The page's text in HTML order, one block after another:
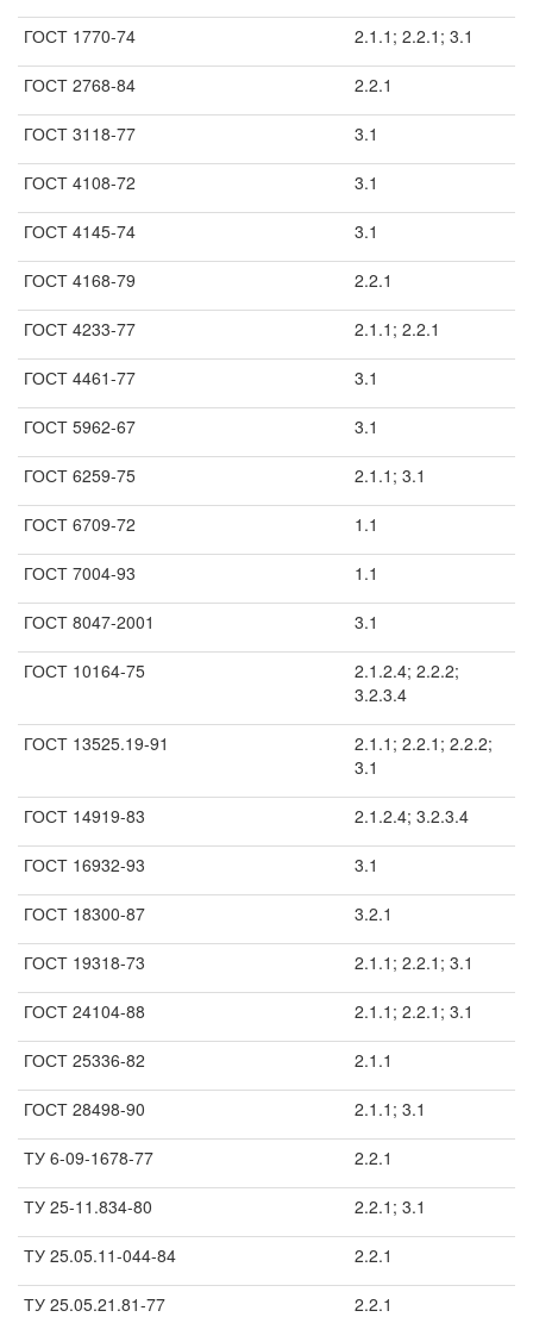
ГОСТ 1770-74 2.1.1; 2.2.1; 3.1
ГОСТ 2768-84 2.2.1
ГОСТ 3118-77 3.1
ГОСТ 4108-72 3.1
ГОСТ 4145-74 3.1
ГОСТ 4168-79 2.2.1
ГОСТ 4233-77 2.1.1; 2.2.1
ГОСТ 4461-77 3.1
ГОСТ 5962-67 3.1
ГОСТ 6259-75 2.1.1; 3.1
ГОСТ 6709-72 1.1
ГОСТ 7004-93 1.1
ГОСТ 8047-2001 3.1
ГОСТ 10164-75
2.1.2.4; 2.2.2;
3.2.3.4
ГОСТ 13525.19-91
2.1.1; 2.2.1; 2.2.2;
3.1
ГОСТ 14919-83 2.1.2.4; 3.2.3.4
ГОСТ 16932-93 3.1
ГОСТ 18300-87 3.2.1
ГОСТ 19318-73 2.1.1; 2.2.1; 3.1
ГОСТ 24104-88 2.1.1; 2.2.1; 3.1
ГОСТ 25336-82 2.1.1
ГОСТ 28498-90 2.1.1; 3.1
ТУ 6-09-1678-77 2.2.1
ТУ 25-11.834-80 2.2.1; 3.1
ТУ 25.05.11-044-84 2.2.1
ТУ 25.05.21.81-77 2.2.1